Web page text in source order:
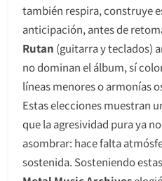
también respira, construye
anticipación, antes de
Rutan (guitarra y teclados)
no dominan el álbum, sí
líneas menores o armonías
Estas elecciones muestran
que la agresividad pura ya
asombrar: hace falta
sostenida. Sosteniendo